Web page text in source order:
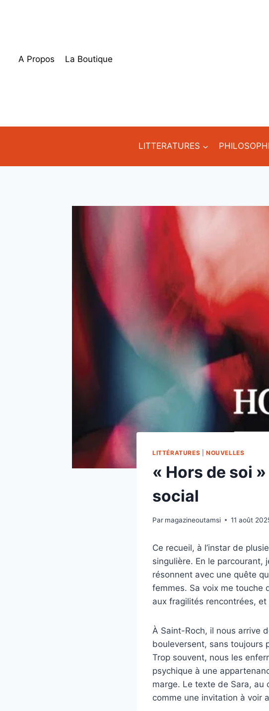
A Propos La Boutique
LITTERATURES
LITTÉRATURES NOUVELLES
« Hors de soi
social
Par magazineoutamsi 11 août
Ce recueil, à l’instar de
singulière. En le parcourant,
résonnent avec une quête
femmes. Sa voix me touche
aux fragilités rencontrées,
À Saint-Roch, il nous arrive
bouleversent, sans toujours
Trop souvent, nous les
psychique à une
marge. Le texte de Sara, au
comme une invitation à voir